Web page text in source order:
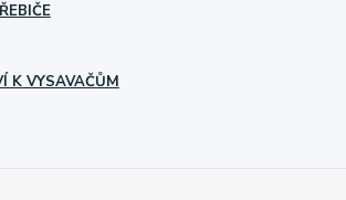
K VYSAVAČŮM